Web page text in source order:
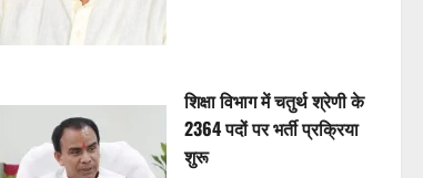
शिक्षा विभाग में चतुर्थ श्रेणी के
2364 पदों पर भर्ती प्रक्रिया
शुरू